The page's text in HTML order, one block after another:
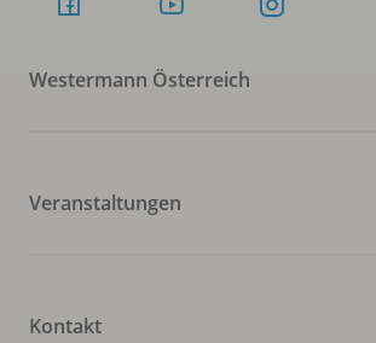
Westermann Österreich
Veranstaltungen
Kontakt